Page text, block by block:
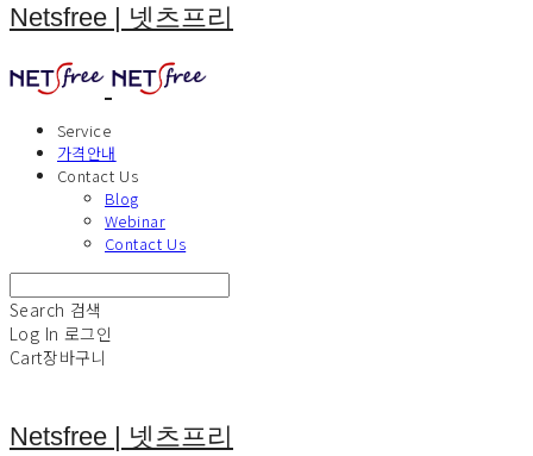
Netsfree | 넷츠프리
Service
가격안내
Contact Us
Blog
Webinar
Contact Us
Search 검색
Log In 로그인
Cart장바구니
Netsfree | 넷츠프리